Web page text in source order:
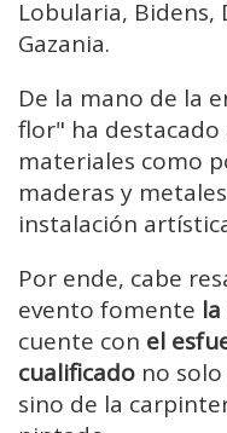
Lobularia,
Gazania.
De la mano de la
flor" ha
materiales como
maderas y
instalación
Por ende, cabe
evento fomente
cuente con el
cualificado no
sino de la